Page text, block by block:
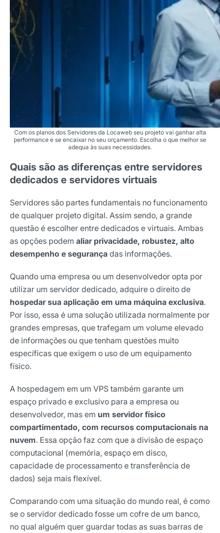
Com os planos dos Servidores da Locaweb seu projeto vai ganhar alta
performance e se encaixar no seu orçamento. Escolha o que melhor se
adequa às suas necessidades.
Quais são as diferenças entre servidores
dedicados e servidores virtuais
Servidores são partes fundamentais no funcionamento
de qualquer projeto digital. Assim sendo, a grande
questão é escolher entre dedicados e virtuais. Ambas
as opções podem aliar privacidade, robustez, alto
desempenho e segurança das informações.
Quando uma empresa ou um desenvolvedor opta por
utilizar um servidor dedicado, adquire o direito de
hospedar sua aplicação em uma máquina exclusiva.
Por isso, essa é uma solução utilizada normalmente por
grandes empresas, que trafegam um volume elevado
de informações ou que tenham questões muito
específicas que exigem o uso de um equipamento
físico.
A hospedagem em um VPS também garante um
espaço privado e exclusivo para a empresa ou
desenvolvedor, mas em um servidor físico
compartimentado, com recursos computacionais na
nuvem. Essa opção faz com que a divisão de espaço
computacional (memória, espaço em disco,
capacidade de processamento e transferência de
dados) seja mais flexível.
Comparando com uma situação do mundo real, é como
se o servidor dedicado fosse um cofre de um banco,
no qual alguém quer guardar todas as suas barras de
Receba os melhores insights da Locaweb
Tendências e materiais exclusivos do mercado
digital que valem a leitura.